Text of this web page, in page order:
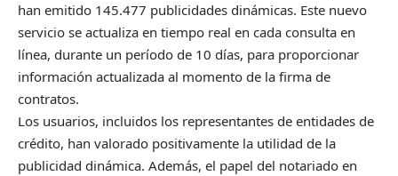
han emitido 145.477 publicidades dinámicas. Este nuevo
servicio se actualiza en tiempo real en cada consulta en
línea, durante un período de 10 días, para proporcionar
información actualizada al momento de la firma de
contratos.
Los usuarios, incluidos los representantes de entidades de
crédito, han valorado positivamente la utilidad de la
publicidad dinámica. Además, el papel del notariado en